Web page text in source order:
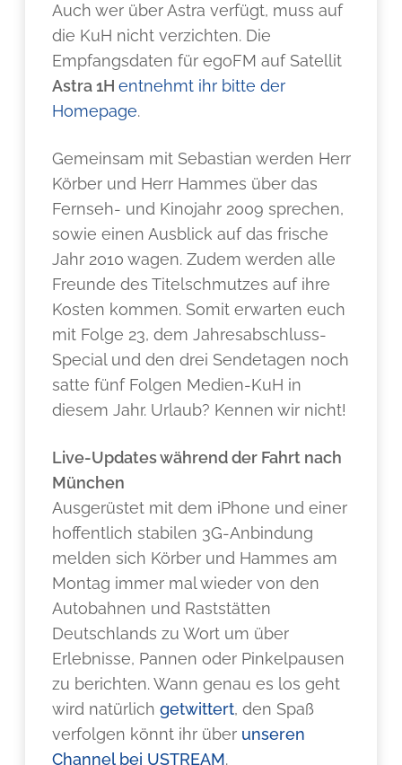
Auch wer über Astra verfügt, muss auf
die KuH nicht verzichten. Die
Empfangsdaten für egoFM auf Satellit
Astra 1Hentnehmt ihr bitte der
Homepage.
Gemeinsam mit Sebastian werden Herr
Körber und Herr Hammes über das
Fernseh- und Kinojahr 2009 sprechen,
sowie einen Ausblick auf das frische
Jahr 2010 wagen. Zudem werden alle
Freunde des Titelschmutzes auf ihre
Kosten kommen. Somit erwarten euch
mit Folge 23, dem Jahresabschluss-
Special und den drei Sendetagen noch
satte fünf Folgen Medien-KuH in
diesem Jahr. Urlaub? Kennen wir nicht!
Live-Updates während der Fahrt nach
München
Ausgerüstet mit dem iPhone und einer
hoffentlich stabilen 3G-Anbindung
melden sich Körber und Hammes am
Montag immer mal wieder von den
Autobahnen und Raststätten
Deutschlands zu Wort um über
Erlebnisse, Pannen oder Pinkelpausen
zu berichten. Wann genau es los geht
wird natürlichgetwittert, den Spaß
verfolgen könnt ihr über unseren
Channel bei USTREAM.